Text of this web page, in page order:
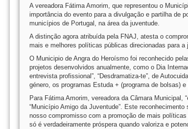
A vereadora Fátima Amorim, que representou o
importância do evento para a divulgação e partilha de
municípios de Portugal, na área da juventude.
A distinção agora atribuída pela FNAJ, atesta o
mais e melhores políticas públicas direcionadas para a
O Municipio de Angra do Heroísmo foi reconhecido
projetos desenvolvidos anualmente, como o Dia
entrevista profissional”, “Desdramatiza-te”, de
género, os programas Estuda + (programa de bolsas)
Para Fátima Amorim, vereadora da Câmara Municipal,
“Município Amigo da Juventude”. Este
nosso compromisso com a promoção de mais
só é verdadeiramente próspera quando valoriza e